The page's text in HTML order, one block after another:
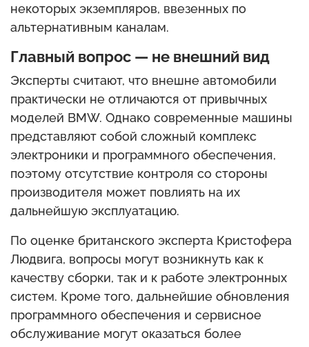
некоторых экземпляров, ввезенных по
альтернативным каналам.
Главный вопрос — не внешний вид
Эксперты считают, что внешне автомобили
практически не отличаются от привычных
моделей BMW. Однако современные машины
представляют собой сложный комплекс
электроники и программного обеспечения,
поэтому отсутствие контроля со стороны
производителя может повлиять на их
дальнейшую эксплуатацию.
По оценке британского эксперта Кристофера
Людвига, вопросы могут возникнуть как к
качеству сборки, так и к работе электронных
систем. Кроме того, дальнейшие обновления
программного обеспечения и сервисное
обслуживание могут оказаться более